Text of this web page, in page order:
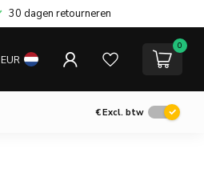
30 dagen retourneren
EUR
0
€Excl. btw